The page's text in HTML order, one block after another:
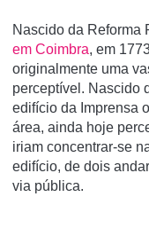
Nascido da Reforma
em Coimbra, em
originalmente uma
perceptível. Nascido
edifício da Imprensa
área, ainda hoje
iriam concentrar-se
edifício, de dois
via pública.